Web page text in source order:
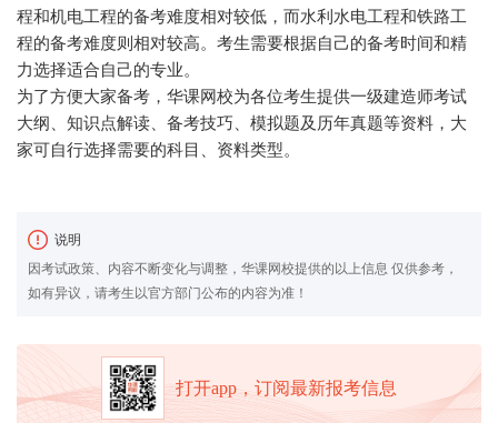
程和机电工程的备考难度相对较低，而水利水电工程和铁路工
程的备考难度则相对较高。考生需要根据自己的备考时间和精
力选择适合自己的专业。
为了方便大家备考，华课网校为各位考生提供一级建造师考试
大纲、知识点解读、备考技巧、模拟题及历年真题等资料，大
家可自行选择需要的科目、资料类型。
说明
因考试政策、内容不断变化与调整，华课网校提供的以上信息 仅供参考，
如有异议，请考生以官方部门公布的内容为准！
打开app，订阅最新报考信息